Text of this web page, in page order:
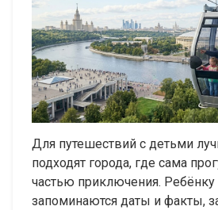
Для путешествий с детьми
подходят города, где сама
частью приключения. Ребёнку
запоминаются даты и факты,